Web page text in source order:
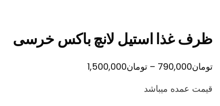
ظرف غذا استیل لانچ باکس خرسی
تومان790,000
– تومان1,500,000محدوده
قیمت عمده میباشد